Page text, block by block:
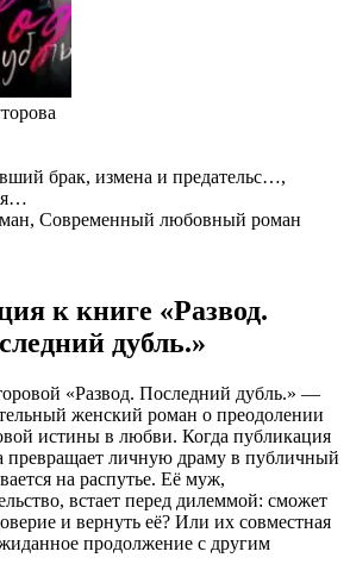
брак, измена и предательс…,
Современный любовный роман
к книге «Развод.
дубль.»
«Развод. Последний дубль.» —
женский роман о преодолении
истины в любви. Когда публикация
превращает личную драму в публичный
на распутье. Её муж,
встает перед дилеммой: сможет
и вернуть её? Или их совместная
продолжение с другим